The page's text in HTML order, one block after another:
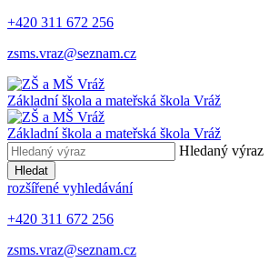
+420 311 672 256
zsms.vraz@seznam.cz
Základní škola a mateřská škola Vráž
Základní škola a mateřská škola Vráž
Hledaný výraz
Hledat
rozšířené vyhledávání
+420 311 672 256
zsms.vraz@seznam.cz